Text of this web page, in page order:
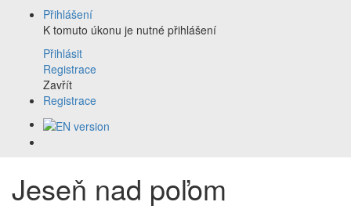
Přihlášení
K tomuto úkonu je nutné přihlášení
Přihlásit
Registrace
Zavřít
Registrace
Jeseň nad poľom